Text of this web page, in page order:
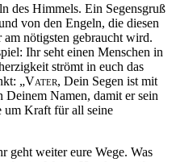
des Himmels. Ein Segensgruß
von den Engeln, die diesen
nötigsten gebraucht wird.
Ihr seht einen Menschen in
strömt in euch das
„Vater, Dein Segen ist mit
Deinem Namen, damit er sein
um Kraft für all seine
geht weiter eure Wege. Was